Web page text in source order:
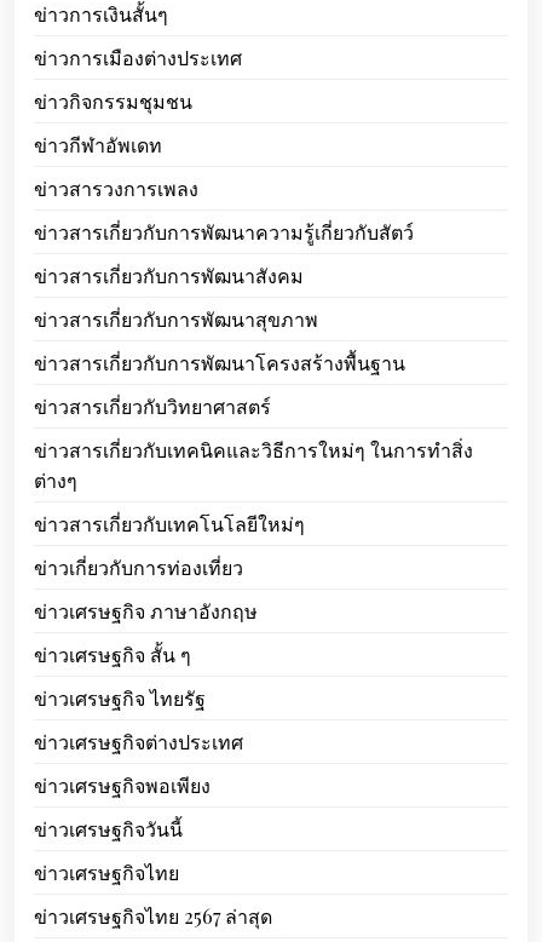
ข่าวการเงินสั้นๆ
ข่าวการเมืองต่างประเทศ
ข่าวกิจกรรมชุมชน
ข่าวกีฬาอัพเดท
ข่าวสารวงการเพลง
ข่าวสารเกี่ยวกับการพัฒนาความรู้เกี่ยวกับสัตว์
ข่าวสารเกี่ยวกับการพัฒนาสังคม
ข่าวสารเกี่ยวกับการพัฒนาสุขภาพ
ข่าวสารเกี่ยวกับการพัฒนาโครงสร้างพื้นฐาน
ข่าวสารเกี่ยวกับวิทยาศาสตร์
ข่าวสารเกี่ยวกับเทคนิคและวิธีการใหม่ๆ ในการทำสิ่ง
ต่างๆ
ข่าวสารเกี่ยวกับเทคโนโลยีใหม่ๆ
ข่าวเกี่ยวกับการท่องเที่ยว
ข่าวเศรษฐกิจ ภาษาอังกฤษ
ข่าวเศรษฐกิจ สั้น ๆ
ข่าวเศรษฐกิจ ไทยรัฐ
ข่าวเศรษฐกิจต่างประเทศ
ข่าวเศรษฐกิจพอเพียง
ข่าวเศรษฐกิจวันนี้
ข่าวเศรษฐกิจไทย
ข่าวเศรษฐกิจไทย 2567 ล่าสุด